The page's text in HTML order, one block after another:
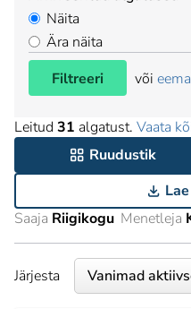
Näita
Ära näita
Filtreeri
või
Leitud 31 algatust. Vaata
Ruudustik
Saaja Riigikogu Menetleja
Järjesta